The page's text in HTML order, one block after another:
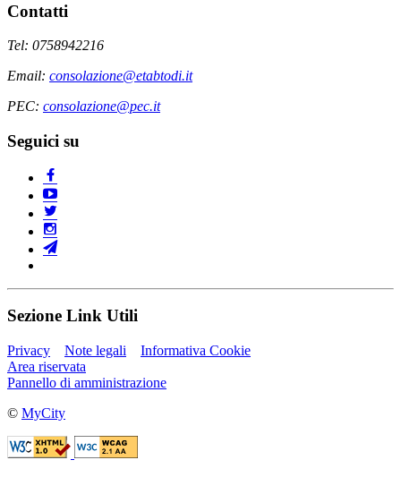
Contatti
Tel: 0758942216
Email: consolazione@etabtodi.it
PEC: consolazione@pec.it
Seguici su
Sezione Link Utili
Privacy Note legali
Informativa Cookie
Area riservata
Pannello di amministrazione
© MyCity